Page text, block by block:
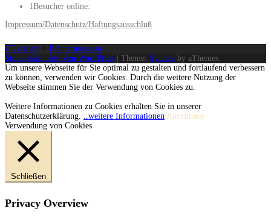
1Besucher online:
Impressum/Datenschutz/Haftungsausschluß
ZE.expert > Bannermuseum
Stolz präsentiert von WordPress
Theme: Sydney by aThemes.
Um unsere Webseite für Sie optimal zu gestalten und fortlaufend verbessern
zu können, verwenden wir Cookies. Durch die weitere Nutzung der
Webseite stimmen Sie der Verwendung von Cookies zu.
Weitere Informationen zu Cookies erhalten Sie in unserer
Datenschutzerklärung. ..weitere Informationen Annehmen
Verwendung von Cookies
Schließen
Privacy Overview